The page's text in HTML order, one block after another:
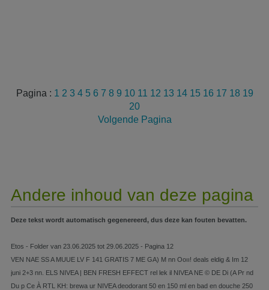
Pagina : 1 2 3 4 5 6 7 8 9 10 11 12 13 14 15 16 17 18 19
20
Volgende Pagina
Andere inhoud van deze pagina
Deze tekst wordt automatisch gegenereerd, dus deze kan fouten bevatten.
Etos - Folder van 23.06.2025 tot 29.06.2025 - Pagina 12
VEN NAE SS A MUUE LV F 141 GRATIS 7 ME GA) M nn Ooıı! deals eldig & Im 12
juni 2+3 nn. ELS NIVEA | BEN FRESH EFFECT rel lek il NIVEA NE © DE Di (A Pr nd
Du p Ce À RTL KH: brewa ur NIVEA deodorant 50 en 150 ml en bad en douche 250